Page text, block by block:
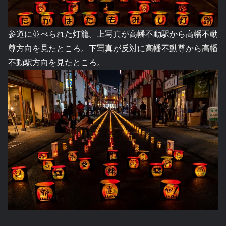
参道に並べられた灯籠。上写真が高幡不動駅から高幡不動
尊方向を見たところ。下写真が反対に高幡不動尊から高幡
不動駅方向を見たところ。